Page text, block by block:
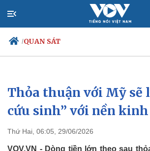
/QUAN SÁT
Chính trị
Đảng
Tổ chức nhân sự
Nhận diện sự thật
Xã hội
Tin 24h
Dự báo
Việc làm
Thỏa thuận với Mỹ sẽ
cứu sinh” với nền
Thứ Hai, 06:05, 29/06/2026
VOV.VN - Dòng tiền lớn theo sau